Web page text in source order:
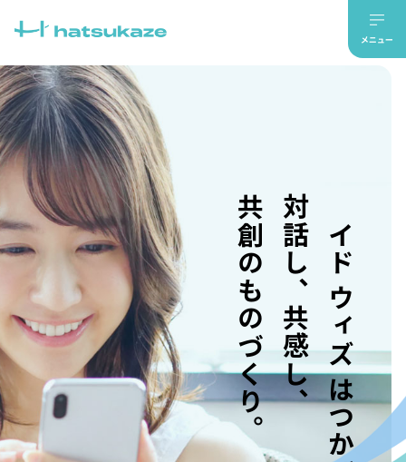
メイド ウィズ はつかぜ
対話し、共感し、
共創のものづくり。